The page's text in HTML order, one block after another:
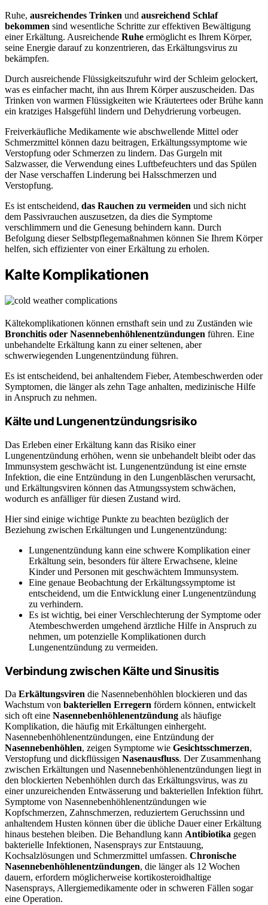
Ruhe, ausreichendes Trinken und ausreichend Schlaf
bekommen sind wesentliche Schritte zur effektiven Bewältigung
einer Erkältung. Ausreichende Ruhe ermöglicht es Ihrem Körper,
seine Energie darauf zu konzentrieren, das Erkältungsvirus zu
bekämpfen.
Durch ausreichende Flüssigkeitszufuhr wird der Schleim gelockert,
was es einfacher macht, ihn aus Ihrem Körper auszuscheiden. Das
Trinken von warmen Flüssigkeiten wie Kräutertees oder Brühe kann
ein kratziges Halsgefühl lindern und Dehydrierung vorbeugen.
Freiverkäufliche Medikamente wie abschwellende Mittel oder
Schmerzmittel können dazu beitragen, Erkältungssymptome wie
Verstopfung oder Schmerzen zu lindern. Das Gurgeln mit
Salzwasser, die Verwendung eines Luftbefeuchters und das Spülen
der Nase verschaffen Linderung bei Halsschmerzen und
Verstopfung.
Es ist entscheidend, das Rauchen zu vermeiden und sich nicht
dem Passivrauchen auszusetzen, da dies die Symptome
verschlimmern und die Genesung behindern kann. Durch
Befolgung dieser Selbstpflegemaßnahmen können Sie Ihrem Körper
helfen, sich effizienter von einer Erkältung zu erholen.
Kalte Komplikationen
Kältekomplikationen können ernsthaft sein und zu Zuständen wie
Bronchitis oder Nasennebenhöhlenentzündungen führen. Eine
unbehandelte Erkältung kann zu einer seltenen, aber
schwerwiegenden Lungenentzündung führen.
Es ist entscheidend, bei anhaltendem Fieber, Atembeschwerden oder
Symptomen, die länger als zehn Tage anhalten, medizinische Hilfe
in Anspruch zu nehmen.
Kälte und Lungenentzündungsrisiko
Das Erleben einer Erkältung kann das Risiko einer
Lungenentzündung erhöhen, wenn sie unbehandelt bleibt oder das
Immunsystem geschwächt ist. Lungenentzündung ist eine ernste
Infektion, die eine Entzündung in den Lungenbläschen verursacht,
und Erkältungsviren können das Atmungssystem schwächen,
wodurch es anfälliger für diesen Zustand wird.
Hier sind einige wichtige Punkte zu beachten bezüglich der
Beziehung zwischen Erkältungen und Lungenentzündung:
Lungenentzündung kann eine schwere Komplikation einer
Erkältung sein, besonders für ältere Erwachsene, kleine
Kinder und Personen mit geschwächtem Immunsystem.
Eine genaue Beobachtung der Erkältungssymptome ist
entscheidend, um die Entwicklung einer Lungenentzündung
zu verhindern.
Es ist wichtig, bei einer Verschlechterung der Symptome oder
Atembeschwerden umgehend ärztliche Hilfe in Anspruch zu
nehmen, um potenzielle Komplikationen durch
Lungenentzündung zu vermeiden.
Verbindung zwischen Kälte und Sinusitis
Da Erkältungsviren die Nasennebenhöhlen blockieren und das
Wachstum von bakteriellen Erregern fördern können, entwickelt
sich oft eine Nasennebenhöhlenentzündung als häufige
Komplikation, die häufig mit Erkältungen einhergeht.
Nasennebenhöhlenentzündungen, eine Entzündung der
Nasennebenhöhlen, zeigen Symptome wie Gesichtsschmerzen,
Verstopfung und dickflüssigen Nasenausfluss. Der Zusammenhang
zwischen Erkältungen und Nasennebenhöhlenentzündungen liegt in
den blockierten Nebenhöhlen durch das Erkältungsvirus, was zu
einer unzureichenden Entwässerung und bakteriellen Infektion führt.
Symptome von Nasennebenhöhlenentzündungen wie
Kopfschmerzen, Zahnschmerzen, reduziertem Geruchssinn und
anhaltendem Husten können über die übliche Dauer einer Erkältung
hinaus bestehen bleiben. Die Behandlung kann Antibiotika gegen
bakterielle Infektionen, Nasensprays zur Entstauung,
Kochsalzlösungen und Schmerzmittel umfassen. Chronische
Nasennebenhöhlenentzündungen, die länger als 12 Wochen
dauern, erfordern möglicherweise kortikosteroidhaltige
Nasensprays, Allergiemedikamente oder in schweren Fällen sogar
eine Operation.